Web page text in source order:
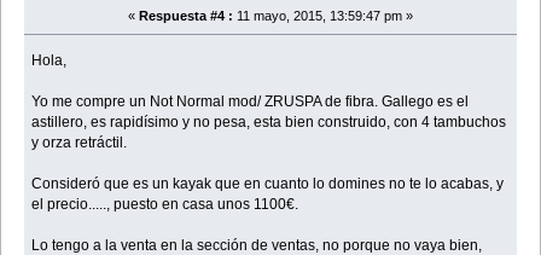
« Respuesta #4 : 11 mayo, 2015, 13:59:47 pm »
Hola,
Yo me compre un Not Normal mod/ ZRUSPA de fibra. Gallego es el
astillero, es rapidísimo y no pesa, esta bien construido, con 4 tambuchos
y orza retráctil.
Consideró que es un kayak que en cuanto lo domines no te lo acabas, y
el precio....., puesto en casa unos 1100€.
Lo tengo a la venta en la sección de ventas, no porque no vaya bien,